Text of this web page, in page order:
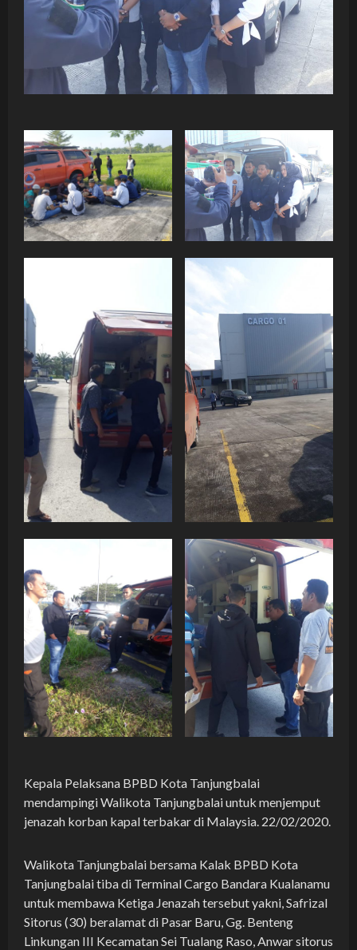
Kepala Pelaksana BPBD Kota Tanjungbalai
mendampingi Walikota Tanjungbalai untuk menjemput
jenazah korban kapal terbakar di Malaysia. 22/02/2020.
Walikota Tanjungbalai bersama Kalak BPBD Kota
Tanjungbalai tiba di Terminal Cargo Bandara Kualanamu
untuk membawa Ketiga Jenazah tersebut yakni, Safrizal
Sitorus (30) beralamat di Pasar Baru, Gg. Benteng
Linkungan III Kecamatan Sei Tualang Raso, Anwar sitorus